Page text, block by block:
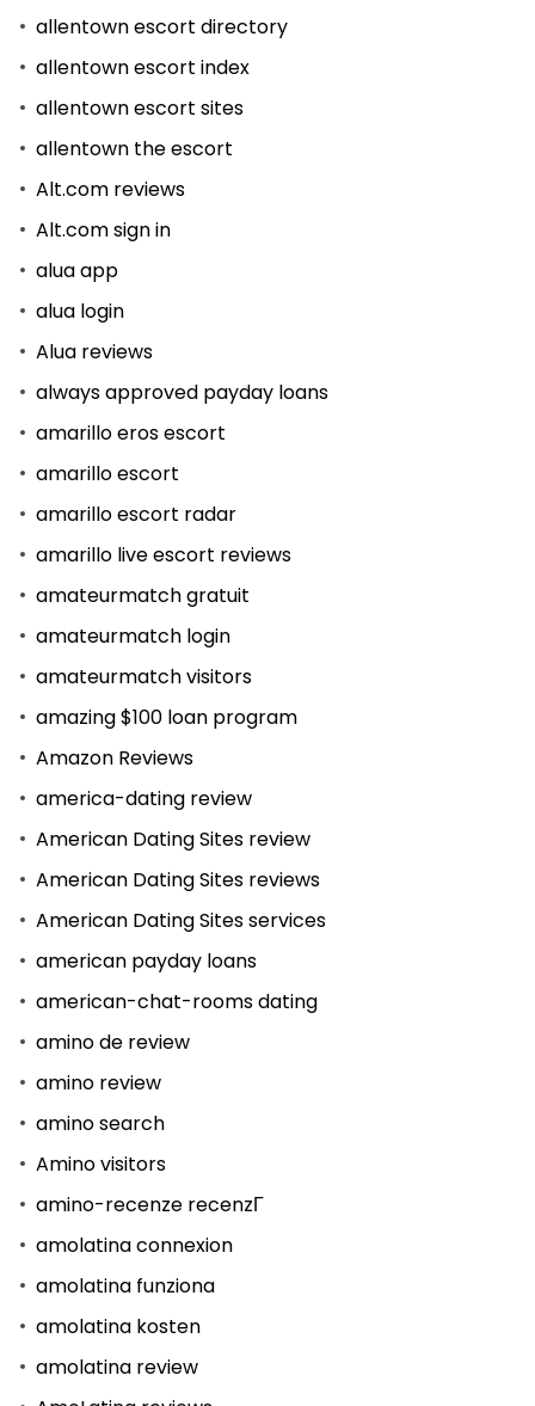
allentown escort directory
allentown escort index
allentown escort sites
allentown the escort
Alt.com reviews
Alt.com sign in
alua app
alua login
Alua reviews
always approved payday loans
amarillo eros escort
amarillo escort
amarillo escort radar
amarillo live escort reviews
amateurmatch gratuit
amateurmatch login
amateurmatch visitors
amazing $100 loan program
Amazon Reviews
america-dating review
American Dating Sites review
American Dating Sites reviews
American Dating Sites services
american payday loans
american-chat-rooms dating
amino de review
amino review
amino search
Amino visitors
amino-recenze recenzГ­
amolatina connexion
amolatina funziona
amolatina kosten
amolatina review